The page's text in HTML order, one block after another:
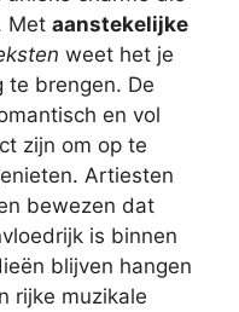
Met aanstekelijke
weet het je
te brengen. De
en vol
zijn om op te
Artiesten
bewezen dat
is binnen
blijven hangen
rijke muzikale